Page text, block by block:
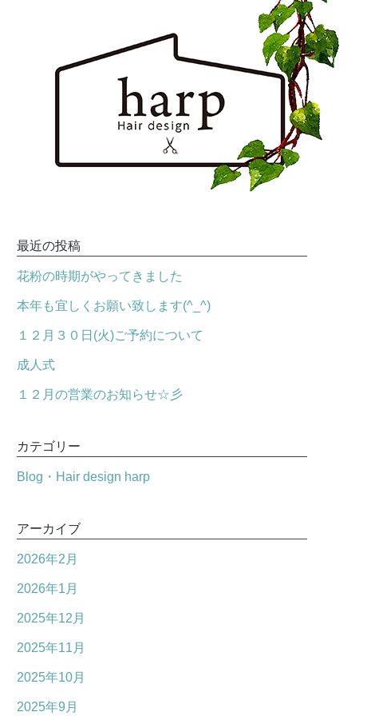
最近の投稿
花粉の時期がやってきました
本年も宜しくお願い致します(^_^)
１２月３０日(火)ご予約について
成人式
１２月の営業のお知らせ☆彡
カテゴリー
Blog・Hair design harp
アーカイブ
2026年2月
2026年1月
2025年12月
2025年11月
2025年10月
2025年9月